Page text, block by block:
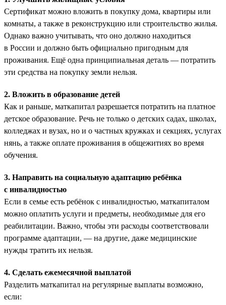
Сертификат можно вложить в покупку дома, квартиры или
комнаты, а также в реконструкцию или строительство жилья.
Однако важно учитывать, что оно должно находиться
в России и должно быть официально пригодным для
проживания. Ещё одна принципиальная деталь — потратить
эти средства на покупку земли нельзя.
2. Вложить в образование детей
Как и раньше, маткапитал разрешается потратить на платное
детское образование. Речь не только о детских садах, школах,
колледжах и вузах, но и о частных кружках и секциях, услугах
нянь, а также оплате проживания в общежитиях во время
обучения.
3. Направить на социальную адаптацию ребёнка
с инвалидностью
Если в семье есть ребёнок с инвалидностью, маткапиталом
можно оплатить услуги и предметы, необходимые для его
реабилитации. Важно, чтобы эти расходы соответствовали
программе адаптации, — на другие, даже медицинские
нужды тратить их нельзя.
4. Сделать ежемесячной выплатой
Разделить маткапитал на регулярные выплаты возможно,
если: